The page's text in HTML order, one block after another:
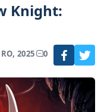
Knight:
2025 0